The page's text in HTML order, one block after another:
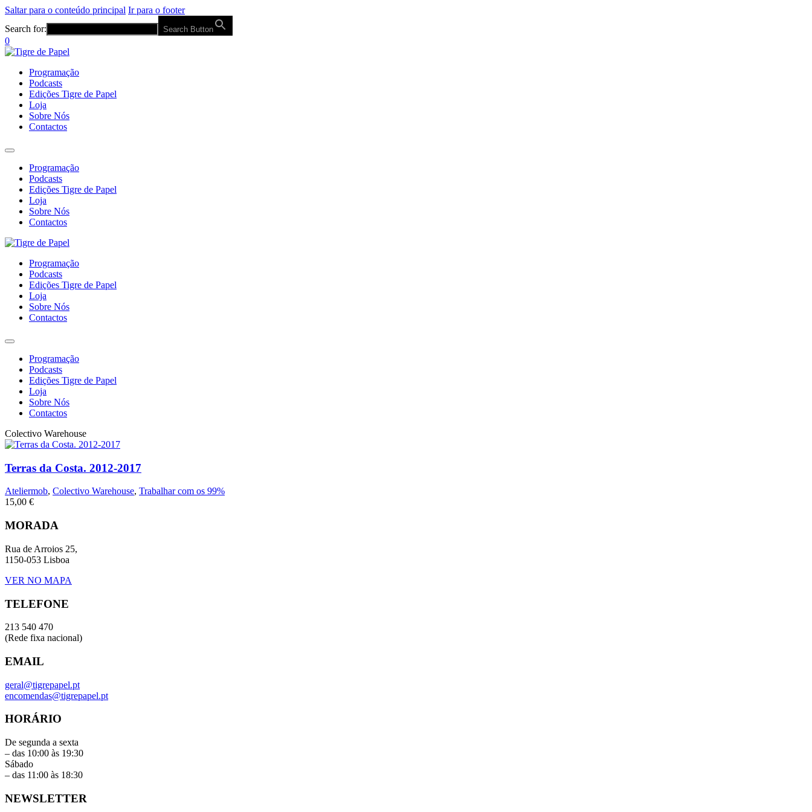
Saltar para o conteúdo principal Ir para o footer
Search for:
Search Button
0
Programação
Podcasts
Edições Tigre de Papel
Loja
Sobre Nós
Contactos
Programação
Podcasts
Edições Tigre de Papel
Loja
Sobre Nós
Contactos
Programação
Podcasts
Edições Tigre de Papel
Loja
Sobre Nós
Contactos
Programação
Podcasts
Edições Tigre de Papel
Loja
Sobre Nós
Contactos
Colectivo Warehouse
Terras da Costa. 2012-2017
Ateliermob, Colectivo Warehouse, Trabalhar com os 99%
15,00 €
MORADA
Rua de Arroios 25,
1150-053 Lisboa
VER NO MAPA
TELEFONE
213 540 470
(Rede fixa nacional)
EMAIL
geral@tigrepapel.pt
encomendas@tigrepapel.pt
HORÁRIO
De segunda a sexta
– das 10:00 às 19:30
Sábado
– das 11:00 às 18:30
NEWSLETTER